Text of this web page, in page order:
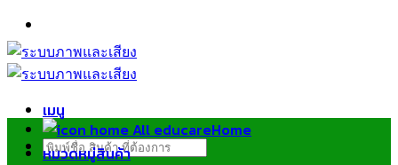
ข้าม
ไป
ยัง
เมนู
ค้นหา:
Home
หมวดหมู่สินค้า